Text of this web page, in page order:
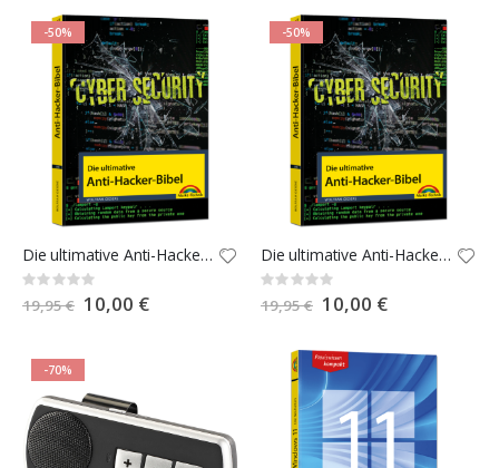
-50%
Die ultimative Anti-Hacker-Bibel
Rating:
0%
19,95 € Special
Price
10,00 €
-50%
Die ultimative Anti-Hacker-Bibel
Rating:
0%
19,95 € Special
Price
10,00 €
-70%